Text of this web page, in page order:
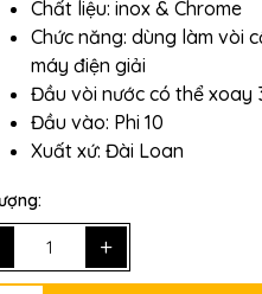
Chất liệu: inox & Chrome
Chức năng: dùng làm vòi
máy điện giải
Đầu vòi nước có thể xoay
Đầu vào: Phi 10
Xuất xứ: Đài Loan
+